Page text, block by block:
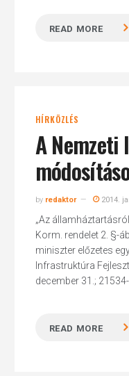
READ MORE
HÍRKÖZLÉS
A
by redaktor 2014.
„Az
Korm. rendelet 2. §-
miniszter előzetes
Infrastruktúra
december 31.;
READ MORE